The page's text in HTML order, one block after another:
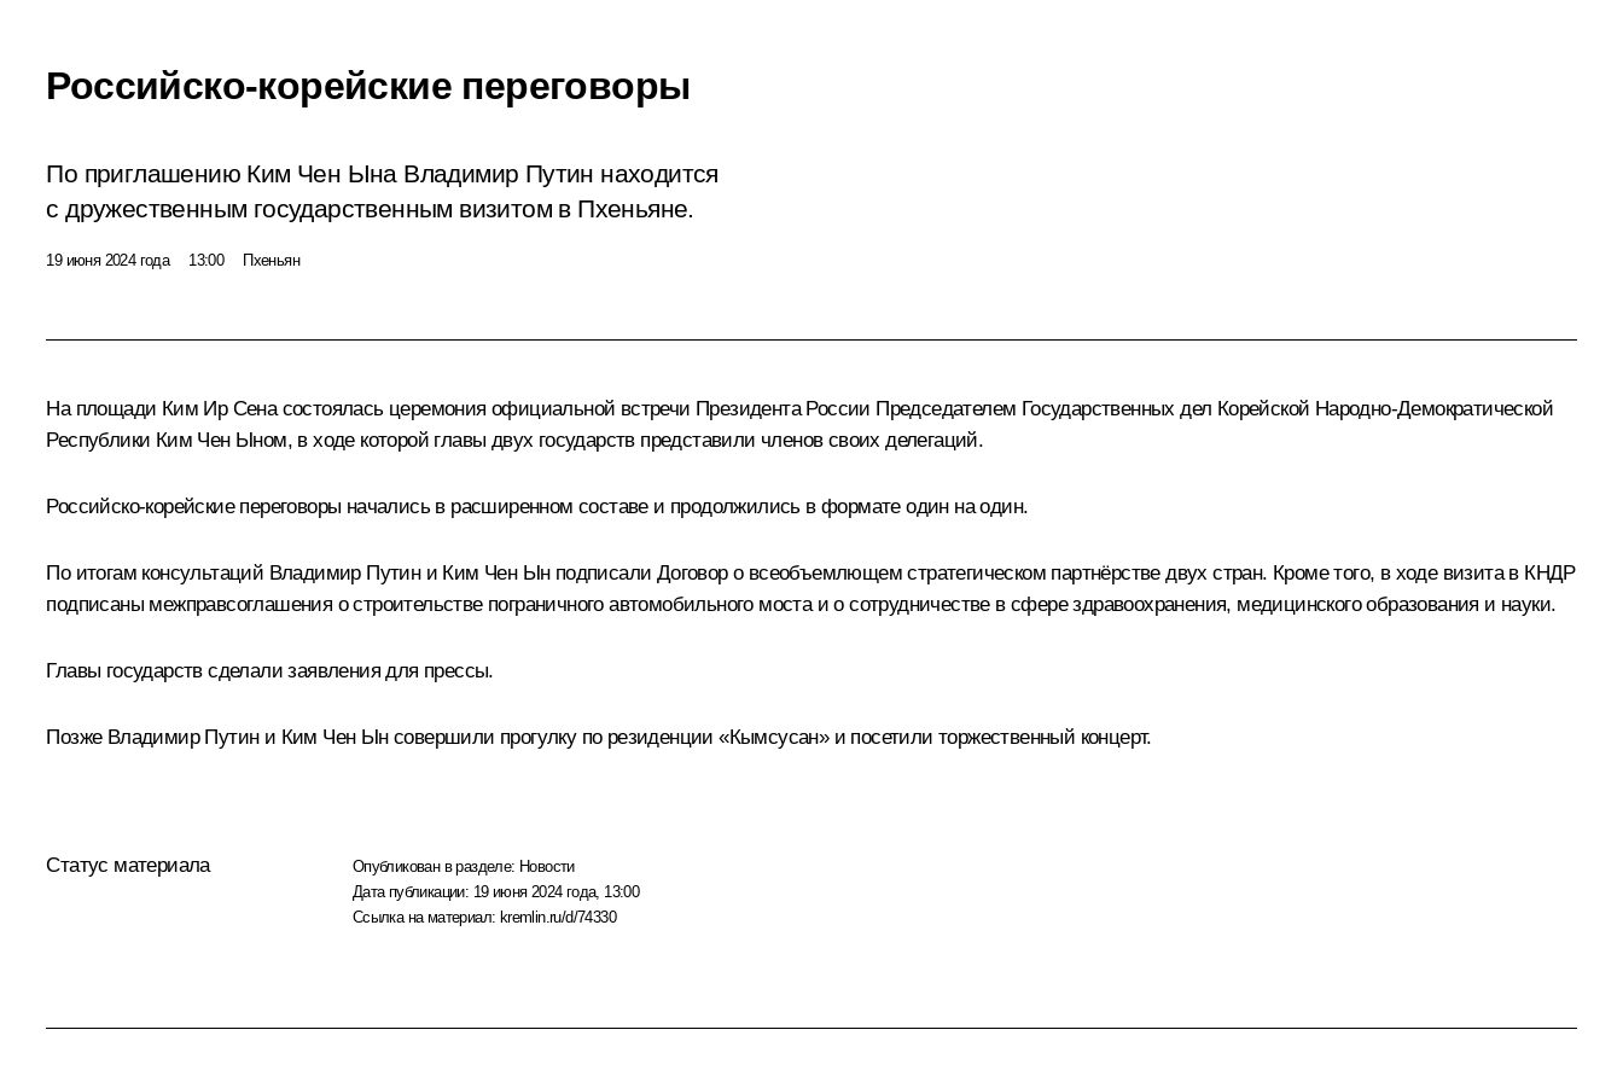
Российско-корейские переговоры
По приглашению Ким Чен Ына Владимир Путин находится
с дружественным государственным визитом в Пхеньяне.
19 июня 2024 года 13:00 Пхеньян
На площади Ким Ир Сена состоялась церемония официальной встречи Президента России Председателем Государственных дел Корейской Народно-Демократической
Республики Ким Чен Ыном, в ходе которой главы двух государств представили членов своих делегаций.
Российско-корейские переговоры начались в расширенном составе и продолжились в формате один на один.
По итогам консультаций Владимир Путин и Ким Чен Ын подписали Договор о всеобъемлющем стратегическом партнёрстве двух стран. Кроме того, в ходе визита в КНДР
подписаны межправсоглашения о строительстве пограничного автомобильного моста и о сотрудничестве в сфере здравоохранения, медицинского образования и науки.
Главы государств сделализаявления для прессы.
Позже Владимир Путин и Ким Чен Ын совершили прогулку по резиденции «Кымсусан» и посетили торжественный концерт.
Статус материала Опубликован в разделе: Новости
Дата публикации: 19 июня 2024 года, 13:00
Ссылка на материал: kremlin.ru/d/74330